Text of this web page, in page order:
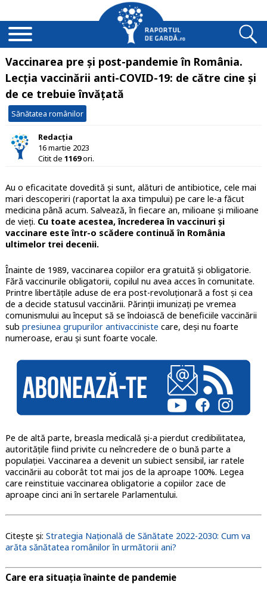
Vaccinarea pre și post-pandemie în România.
Lecția vaccinării anti-COVID-19: de către cine și
de ce trebuie învățată
Sănătatea românilor
Redacția
16 martie 2023
Citit de 1169ori.
Au o eficacitate dovedită și sunt, alături de antibiotice, cele mai
mari descoperiri (raportat la axa timpului) pe care le-a făcut
medicina până acum. Salvează, în fiecare an, milioane și milioane
de vieți. Cu toate acestea, încrederea în vaccinuri și
vaccinare este într-o scădere continuă în România
ultimelor trei decenii.
Înainte de 1989, vaccinarea copiilor era gratuită și obligatorie.
Fără vaccinurile obligatorii, copilul nu avea acces în comunitate.
Printre libertățile aduse de era post-revoluționară a fost și cea
de a decide statusul vaccinării. Părinții imunizați pe vremea
comunismului au început să se îndoiască de beneficiile vaccinării
sub presiunea grupurilor antivacciniste care, deși nu foarte
numeroase, erau și sunt foarte vocale.
Pe de altă parte, breasla medicală și-a pierdut credibilitatea,
autoritățile fiind privite cu neîncredere de o bună parte a
populației. Vaccinarea a devenit un subiect sensibil, iar ratele
vaccinării au coborât tot mai jos de la aproape 100%. Legea
care reinstituie vaccinarea obligatorie a copiilor zace de
aproape cinci ani în sertarele Parlamentului.
Citește și: Strategia Națională de Sănătate 2022-2030: Cum va
arăta sănătatea românilor în următorii ani?
Care era situația înainte de pandemie